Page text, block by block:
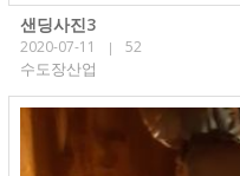
샌딩사진3
2020-07-11 | 52
수도장산업